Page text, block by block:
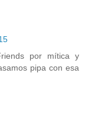
por mítica y
pipa con esa